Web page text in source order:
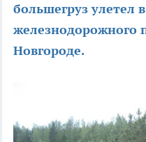
большегруз улетел
железнодорожного
Новгороде.